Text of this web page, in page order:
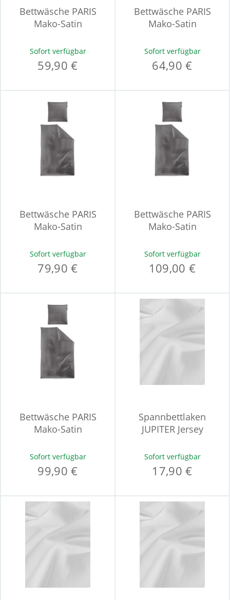
Bettwäsche PARIS
Mako-Satin
Sofort verfügbar
59,90 €
Bettwäsche PARIS
Mako-Satin
Sofort verfügbar
64,90 €
Bettwäsche PARIS
Mako-Satin
Sofort verfügbar
79,90 €
Bettwäsche PARIS
Mako-Satin
Sofort verfügbar
109,00 €
Bettwäsche PARIS
Mako-Satin
Sofort verfügbar
99,90 €
Spannbettlaken
JUPITER Jersey
Sofort verfügbar
17,90 €